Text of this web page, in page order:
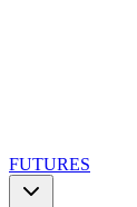
FUTURES